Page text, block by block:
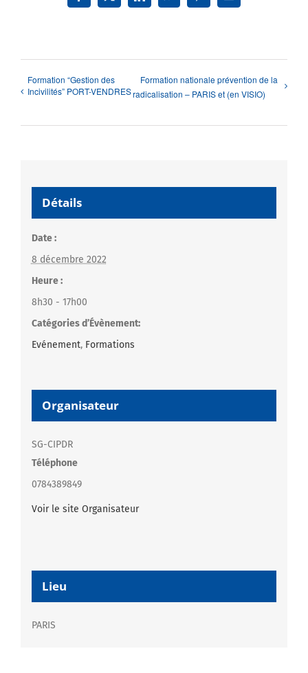
Formation “Gestion des
Incivilités” PORT-VENDRES
Formation nationale prévention de la
radicalisation – PARIS et (en VISIO)
Détails
Date :
8 décembre 2022
Heure :
8h30 - 17h00
Catégories d’Évènement:
Evénement, Formations
Organisateur
SG-CIPDR
Téléphone
0784389849
Voir le site Organisateur
Lieu
PARIS